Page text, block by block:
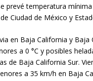
prevé temperatura
Ciudad de México y
en Baja California y
a 0 °C y posibles
de Baja California Sur.
a 35 km/h en Baja